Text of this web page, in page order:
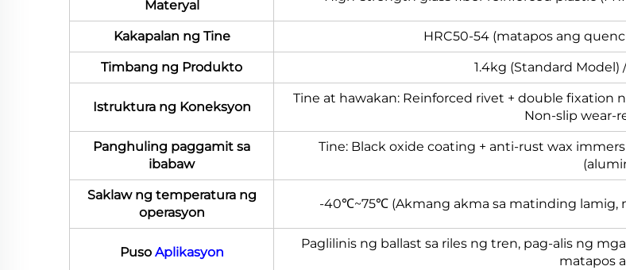
Materyal
Kakapalan ng Tine HRC50-54 (matapos ang
Timbang ng Produkto 1.4kg (Standard Model)
Istruktura ng Koneksyon
Tine at hawakan: Reinforced rivet + double fixation
Non-slip wear-
Panghuling paggamit sa
ibabaw
Tine: Black oxide coating + anti-rust wax
Saklaw ng temperatura ng
operasyon
-40℃~75℃ (Akmang akma sa matinding lamig,
Puso Aplikasyon
Paglilinis ng ballast sa riles ng tren, pag-alis ng
matapos